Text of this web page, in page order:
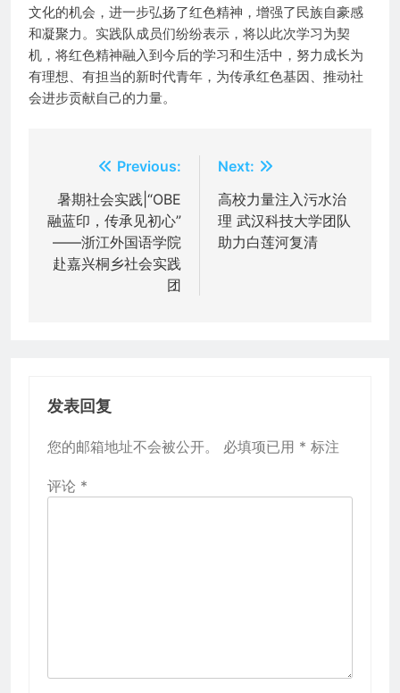
文化的机会，进一步弘扬了红色精神，增强了民族自豪感
和凝聚力。实践队成员们纷纷表示，将以此次学习为契
机，将红色精神融入到今后的学习和生活中，努力成长为
有理想、有担当的新时代青年，为传承红色基因、推动社
会进步贡献自己的力量。
章
导
航
Previous:
暑期社会实践|“OBE
融蓝印，传承见初心”
——浙江外国语学院
赴嘉兴桐乡社会实践
团
Next:
高校力量注入污水治
理 武汉科技大学团队
助力白莲河复清
发表回复
您的邮箱地址不会被公开。 必填项已用 * 标注
评论 *